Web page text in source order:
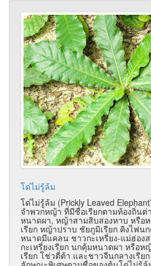
โด่ไม่รู้ล้ม
โด่ไม่รู้ล้ม (Prickly Leaved
จำพวกหญ้า ที่มีชื่อเรียกตามท้องถิ่นต่
หนาดผา, หญ้าสามสิบสองหาบ หรือ
เรียก หญ้าปราบ ชัยภูมิเรียก คิงไฟน
หนาดมีแคลน ชาวกะเหรี่ยง-แม่ฮ่อง
กะเหรี่ยงเรียก นกคุ้มหนาดผา หรือ
เรียก โช่วตี่ต้า และชาวจีนกลางเรี